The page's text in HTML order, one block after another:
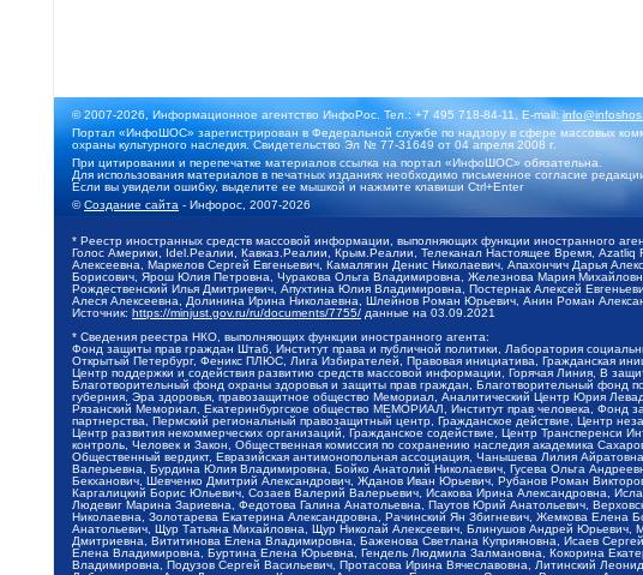
© 2007-2026, Информационное агентство ИнфоРос. Тел.: +7 495 718-84-11, E-mail:
Портал «ИнфоШОС» зарегистрирован в Федеральной службе по надзору в сфере массовых
охраны культурного наследия. Свидетельство Эл № 77-31649 от 04 апреля 2008 г.
При цитировании и перепечатке материалов ссылка на портал «ИнфоШОС» обязательна.
Для использования материалов в печатных изданиях необходимо письменное согласие
Если вы увидели ошибку, выделите ее мышкой и нажмите клавиши Ctrl+Enter
©Создание сайта - Инфорос, 2007-2026
* Реестр иностранных средств массовой информации, выполняющих функции иностранного
Голос Америки, Idel.Реалии, Кавказ.Реалии, Крым.Реалии, Телеканал Настоящее Время,
Алексеевна, Маркелов Сергей Евгеньевич, Камалягин Денис Николаевич, Апахончич Дарья
Борисович, Ярош Юлия Петровна, Чуракова Ольга Владимировна, Железнова Мария
Рождественский Илья Дмитриевич, Апухтина Юлия Владимировна, Постернак Алексей
Алеся Алексеевна, Долинина Ирина Николаевна, Шлейнов Роман Юрьевич, Анин Роман
Источник: https://minjust.gov.ru/ru/documents/7755/ данные на 03.09.2021
* Сведения реестра НКО, выполняющих функции иностранного агента:
Фонд защиты прав граждан Штаб, Институт права и публичной политики, Лаборатория
Открытый Петербург, Феникс ПЛЮС, Лига Избирателей, Правовая инициатива, Гражданская
Центр поддержки и содействия развитию средств массовой информации, Горячая Линия, В
Благотворительный фонд охраны здоровья и защиты прав граждан, Благотворительный фонд
губерния, Эра здоровья, правозащитное общество Мемориал, Аналитический Центр Юрия
Рязанский Мемориал, Екатеринбургское общество МЕМОРИАЛ, Институт прав человека, Фонд
партнерства, Пермский региональный правозащитный центр, Гражданское действие, Центр
Центр развития некоммерческих организаций, Гражданское содействие, Центр
контроль, Человек и Закон, Общественная комиссия по сохранению наследия академика
Общественный вердикт, Евразийская антимонопольная ассоциация, Чанышева Лилия
Валерьевна, Бурдина Юлия Владимировна, Бойко Анатолий Николаевич, Гусева Ольга
Бекханович, Шевченко Дмитрий Александрович, Жданов Иван Юрьевич, Рубанов Роман
Каргалицкий Борис Юльевич, Созаев Валерий Валерьевич, Исакова Ирина Александровна,
Людевиг Марина Зариевна, Федотова Галина Анатольевна, Паутов Юрий Анатольевич,
Николаевна, Золотарева Екатерина Александровна, Рачинский Ян Збигневич, Жемкова
Анатольевич, Щур Татьяна Михайловна, Щур Николай Алексеевич, Блинушов Андрей
Дмитриевна, Вититинова Елена Владимировна, Баженова Светлана Куприяновна, Исаев
Елена Владимировна, Буртина Елена Юрьевна, Гендель Людмила Залмановна, Кокорина
Владимировна, Подузов Сергей Васильевич, Протасова Ирина Вячеславовна, Литинский